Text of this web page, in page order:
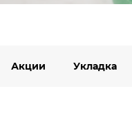
Акции Укладка